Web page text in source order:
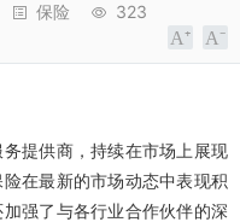
保险 323
提供商，持续在市场上展现
在最新的市场动态中表现积
强了与各行业合作伙伴的深